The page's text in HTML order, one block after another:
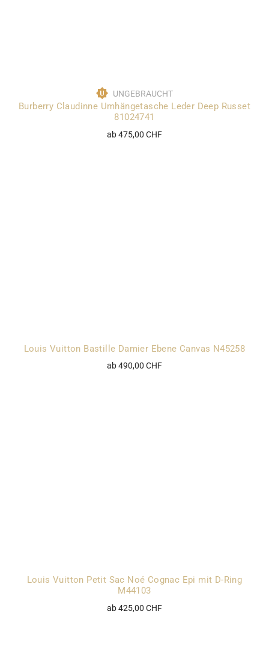
UNGEBRAUCHT
Burberry Claudinne Umhängetasche Leder Deep Russet
81024741
ab 475,00 CHF
Louis Vuitton Bastille Damier Ebene Canvas N45258
ab 490,00 CHF
Louis Vuitton Petit Sac Noé Cognac Epi mit D-Ring
M44103
ab 425,00 CHF